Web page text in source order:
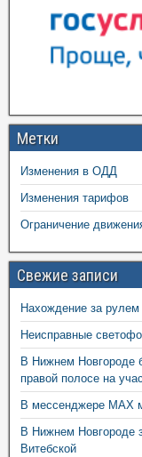
Метки
Изменения в ОДД
Изменения тарифов
Ограничение
Свежие записи
Нахождение за
Неисправные
В Нижнем Новгороде
правой полосе на
В мессенджере MAX
В Нижнем Новгороде
Витебской